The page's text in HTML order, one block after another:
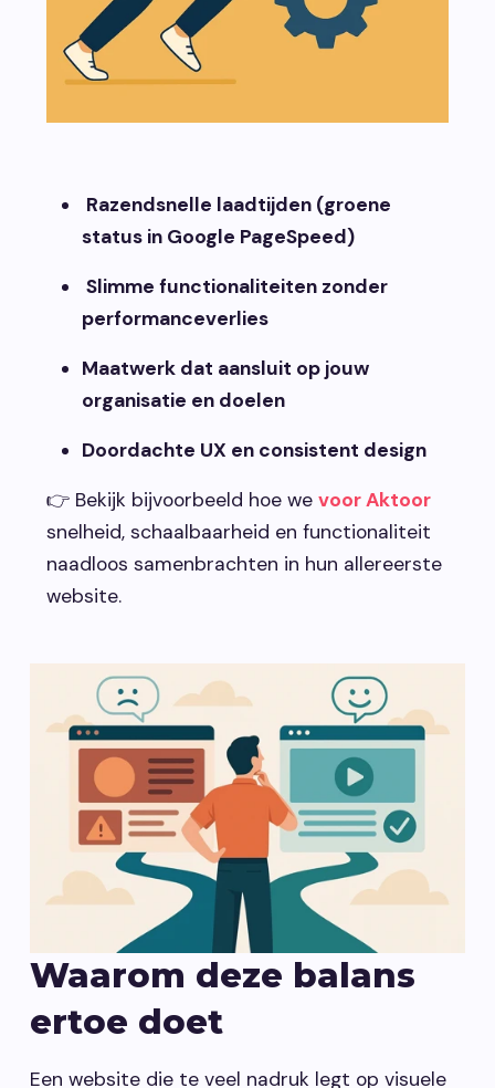
Razendsnelle laadtijden (groene
status in Google PageSpeed)
Slimme functionaliteiten zonder
performanceverlies
Maatwerk dat aansluit op jouw
organisatie en doelen
Doordachte UX en consistent design
👉 Bekijk bijvoorbeeld hoe we voor Aktoor
snelheid, schaalbaarheid en functionaliteit
naadloos samenbrachten in hun allereerste
website.
Waarom deze balans
ertoe doet
Een website die te veel nadruk legt op visuele